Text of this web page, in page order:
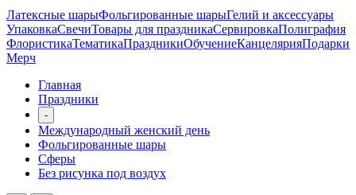
Латексные шарыФольгированные шарыГелий и аксессуары
УпаковкаСвечиТовары для праздникаСервировкаПолиграфия
ФлористикаТематикаПраздникиОбучениеКанцелярияПодарки
Мерч
Главная
Праздники
-
Международный женский день
Фольгированные шары
Сферы
Без рисунка под воздух